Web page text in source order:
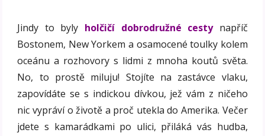
Jindy to byly holčičí dobrodružné cestynapříč
Bostonem, New Yorkem a osamocené toulky kolem
oceánu a rozhovory s lidmi z mnoha koutů světa.
No, to prostě miluju! Stojíte na zastávce vlaku,
zapovídáte se s indickou dívkou, jež vám z ničeho
nic vypráví o životě a proč utekla do Amerika. Večer
jdete s kamarádkami po ulici, přiláká vás hudba,